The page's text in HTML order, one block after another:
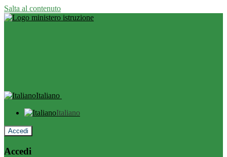
Salta al contenuto
Italiano
Italiano
Accedi
Accedi